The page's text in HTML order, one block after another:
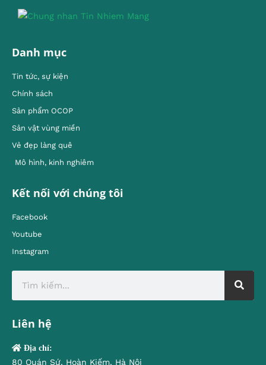
Danh mục
Tin tức, sự kiện
Chính sách
Sản phẩm OCOP
Sản vật vùng miền
Vẻ đẹp làng quê
Mô hình, kinh nghiêm
Kết nối với chúng tôi
Facebook
Youtube
Instagram
Liên hệ
Địa chỉ:
80 Quán Sứ, Hoàn Kiếm, Hà Nội